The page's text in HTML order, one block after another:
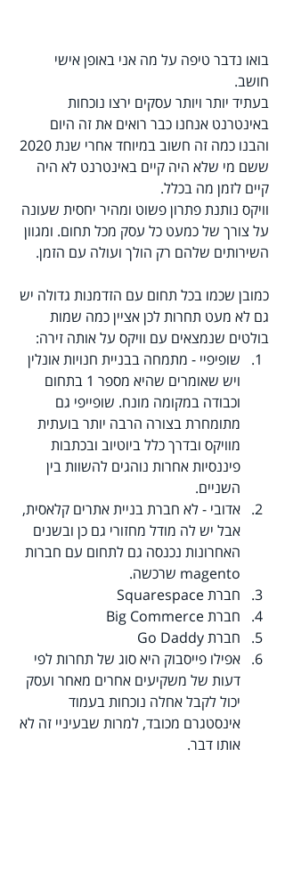
בואו נדבר טיפה על מה אני באופן אישי
חושב.
בעתיד יותר ויותר עסקים ירצו נוכחות
באינטרנט אנחנו כבר רואים את זה היום
ששם מי שלא היה קיים באינטרנט לא היה
קיים לזמן מה בכלל.
וויקס נותנת פתרון פשוט ומהיר יחסית שעונה
על צורך של כמעט כל עסק מכל תחום. ומגוון
השירותים שלהם רק הולך ועולה עם הזמן.
כמובן שכמו בכל תחום עם הזדמנות גדולה יש
גם לא מעט תחרות לכן אציין כמה שמות
בולטים שנמצאים עם וויקס על אותה זירה:
שופיפיי - מתמחה בבניית חנויות אונלין
ויש שאומרים שהיא מספר 1 בתחום
וכבודה במקומה מונח. שופייפי גם
מתומחרת בצורה הרבה יותר בועתית
מוויקס ובדרך כלל ביוטיוב ובכתבות
פיננסיות אחרות נוהגים להשוות בין
השניים.
אדובי - לא חברת בניית אתרים קלאסית,
אבל יש לה מודל מחזורי גם כן ובשנים
האחרונות נכנסה גם לתחום עם חברות
magento שרכשה.
חברת Squarespace
חברת Big Commerce
חברת Go Daddy
אפילו פייסבוק היא סוג של תחרות לפי
דעות של משקיעים אחרים מאחר ועסק
יכול לקבל אחלה נוכחות בעמוד
אינסטגרם מכובד, למרות שבעיניי זה לא
אותו דבר.